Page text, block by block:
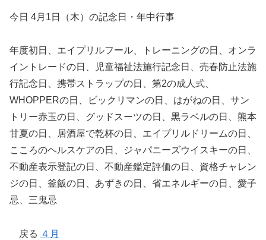
今日 4月1日（木）の記念日・年中行事
年度初日、エイプリルフール、トレーニングの日、オンラ
イントレードの日、児童福祉法施行記念日、売春防止法施
行記念日、携帯ストラップの日、第2の成人式、
WHOPPERの日、ビックリマンの日、はがねの日、サン
トリー赤玉の日、グッドスーツの日、黒ラベルの日、熊本
甘夏の日、居酒屋で乾杯の日、エイプリルドリームの日、
こころのヘルスケアの日、ジャパニーズウイスキーの日、
不動産表示登記の日、不動産鑑定評価の日、資格チャレン
ジの日、釜飯の日、あずきの日、省エネルギーの日、愛子
忌、三鬼忌
戻る ４月